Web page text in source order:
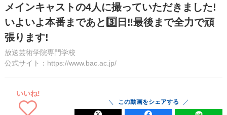
メインキャストの4人に撮っていただきました!
いよいよ本番まであと3️⃣日‼️最後まで全力で頑
張ります!
放送芸術学院専門学校
公式サイト：https://www.bac.ac.jp/
いいね!
この動画をシェアする